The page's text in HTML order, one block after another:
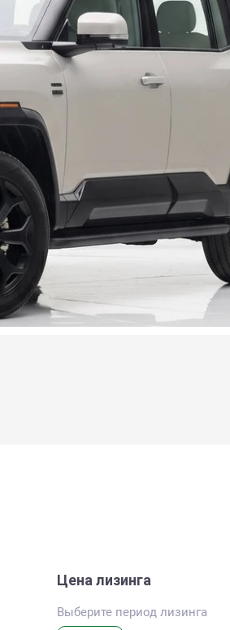
Цена лизинга
Выберите период лизинга